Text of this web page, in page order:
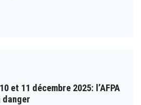
et 11 décembre 2025: l’AFPA
danger